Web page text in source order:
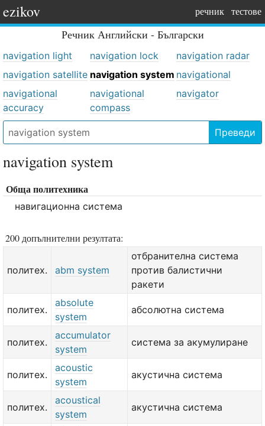
ezikov речник тестове
Речник Английски - Български
navigation light navigation lock
navigation radar
navigation satellite navigation system navigational
navigational
accuracy
navigational
compass
navigator
Преведи
navigation system
Обща политехника
навигационна система
200 допълнителни резултата:
политех. abm system
отбранителна система
против балистични
ракети
политех.
absolute
system
абсолютна система
политех.
accumulator
system
система за акумулиране
политех.
acoustic
system
акустична система
политех.
acoustical
system
акустична система